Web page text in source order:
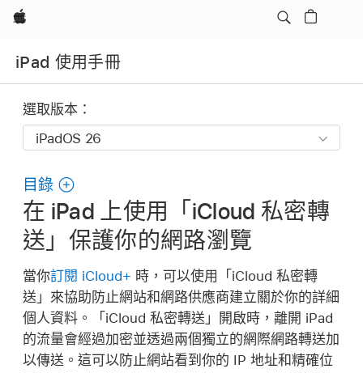
Apple
iPad 使用手冊
選取版本：
目錄
在 iPad 上使用「iCloud 私密轉
送」保護你的網路瀏覽
當你訂閱 iCloud+ 時，可以使用「iCloud 私密轉
送」來協助防止網站和網路供應商建立關於你的詳細
個人資料。「iCloud 私密轉送」開啟時，離開 iPad
的流量會經過加密並透過兩個獨立的網際網路轉送加
以傳送。這可以防止網站看到你的 IP 地址和精確位